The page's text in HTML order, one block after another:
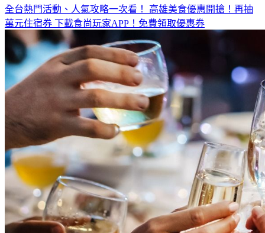
全台熱門活動、人氣攻略一次看！ 高雄美食優惠開搶！再抽
萬元住宿券 下載食尚玩家APP！免費領取優惠券